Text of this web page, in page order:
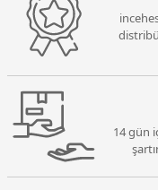
14 gün